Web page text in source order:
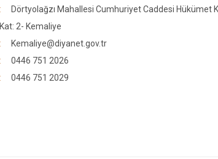
Dörtyolağzı Mahallesi Cumhuriyet Caddesi Hükümet
Kat: 2- Kemaliye
Kemaliye@diyanet.gov.tr
0446 751 2026
0446 751 2029